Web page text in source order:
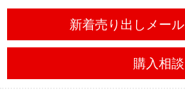
新着売り出しメール
購入相談